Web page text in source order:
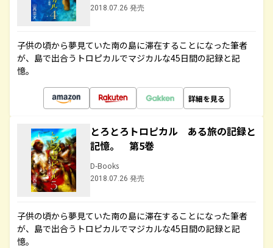
2018.07.26 発売
子供の頃から夢見ていた南の島に滞在することになった筆者
が、島で出合うトロピカルでマジカルな45日間の記録と記
憶。
詳細を見る
とろとろトロピカル ある旅の記録と
記憶。 第5巻
D-Books
2018.07.26 発売
子供の頃から夢見ていた南の島に滞在することになった筆者
が、島で出合うトロピカルでマジカルな45日間の記録と記
憶。